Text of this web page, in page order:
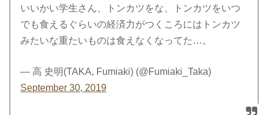
いいかい学生さん、トンカツをな、トンカツをいつ
でも食えるぐらいの経済力がつくころにはトンカツ
みたいな重たいものは食えなくなってた…。
— 高 史明(TAKA, Fumiaki) (@Fumiaki_Taka)
September 30, 2019